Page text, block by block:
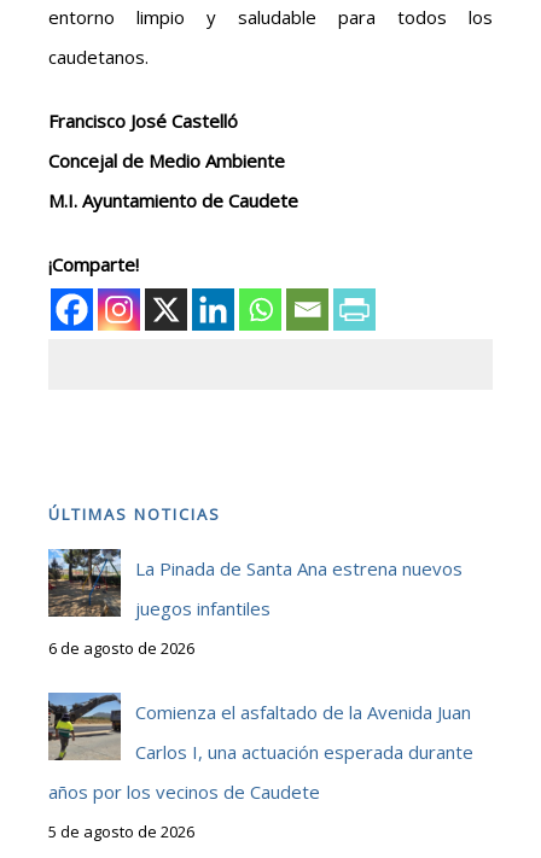
entorno limpio y saludable para todos los
caudetanos.
Francisco José Castelló
Concejal de Medio Ambiente
M.I. Ayuntamiento de Caudete
¡Comparte!
ÚLTIMAS NOTICIAS
La Pinada de Santa Ana estrena nuevos
juegos infantiles
6 de agosto de 2026
Comienza el asfaltado de la Avenida Juan
Carlos I, una actuación esperada durante
años por los vecinos de Caudete
5 de agosto de 2026